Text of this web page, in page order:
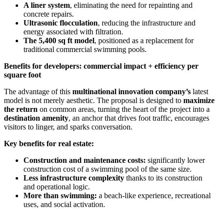
A liner system, eliminating the need for repainting and
concrete repairs.
Ultrasonic flocculation, reducing the infrastructure and
energy associated with filtration.
The 5,400 sq ft model, positioned as a replacement for
traditional commercial swimming pools.
Benefits for developers: commercial impact + efficiency per
square foot
The advantage of this multinational innovation company’s latest
model is not merely aesthetic. The proposal is designed to maximize
the return on common areas, turning the heart of the project into a
destination amenity, an anchor that drives foot traffic, encourages
visitors to linger, and sparks conversation.
Key benefits for real estate:
Construction and maintenance costs: significantly lower
construction cost of a swimming pool of the same size.
Less infrastructure complexity thanks to its construction
and operational logic.
More than swimming: a beach-like experience, recreational
uses, and social activation.